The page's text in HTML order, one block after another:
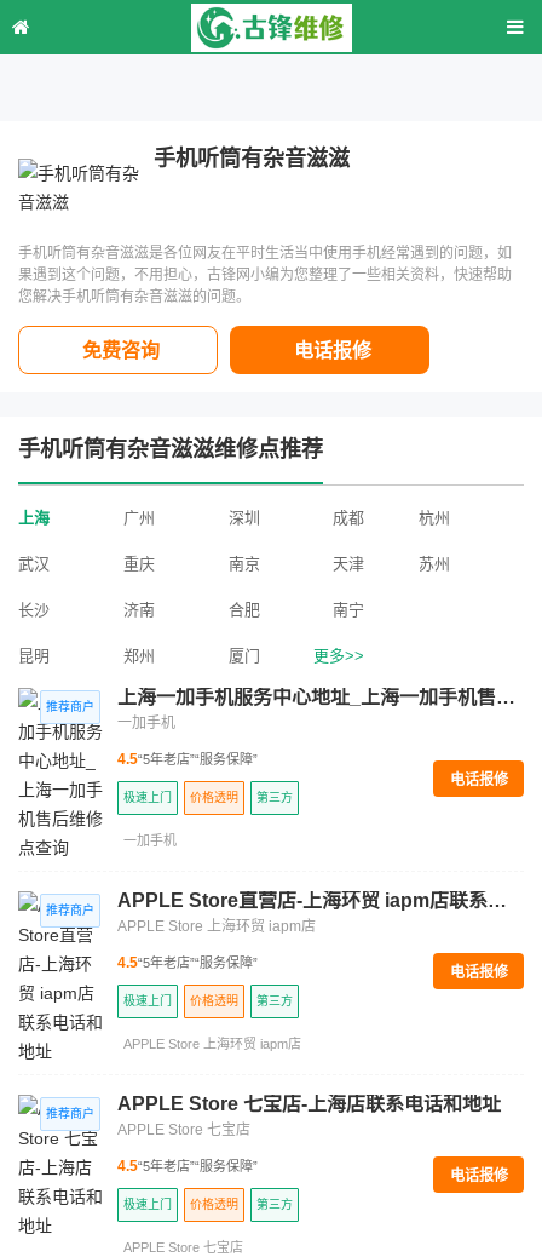
手机听筒有杂音滋滋
手机听筒有杂音滋滋是各位网友在平时生活当中使用手机经常遇到的问题，如
果遇到这个问题，不用担心，古锋网小编为您整理了一些相关资料，快速帮助
您解决手机听筒有杂音滋滋的问题。
免费咨询 电话报修
手机听筒有杂音滋滋维修点推荐
上海 广州 深圳 成都 杭州
武汉 重庆 南京 天津 苏州
长沙 济南 合肥 南宁
昆明 郑州 厦门 更多>>
上海一加手机服务中心地址_上海一加手机售后维修点查询
一加手机
4.5“5年老店”“服务保障”
极速上门 价格透明 第三方
一加手机
电话报修
APPLE Store直营店-上海环贸 iapm店联系电话和地址
APPLE Store 上海环贸 iapm店
4.5“5年老店”“服务保障”
极速上门 价格透明 第三方
APPLE Store 上海环贸 iapm店
电话报修
APPLE Store 七宝店-上海店联系电话和地址
APPLE Store 七宝店
4.5“5年老店”“服务保障”
极速上门 价格透明 第三方
APPLE Store 七宝店
电话报修